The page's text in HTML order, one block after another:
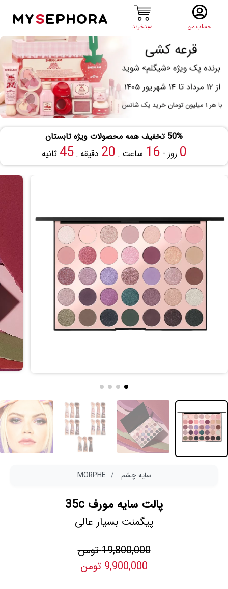
حساب من سبدخرید
MYSEPHORA
50% تخفیف همه محصولات ویژه تابستان
0 روز -16 ساعت : 20 دقیقه :44 ثانیه
سایه چشم MORPHE
پالت سایه مورف 35c
پیگمنت بسیار عالی
19,800,000 تومن
9,900,000 تومن